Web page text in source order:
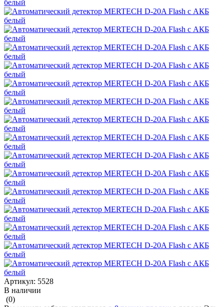
Артикул: 5528
В наличии
(0)